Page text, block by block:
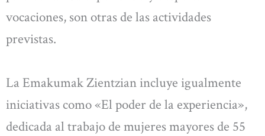
vocaciones, son otras de las actividades
previstas.
La Emakumak Zientzian incluye igualmente
iniciativas como «El poder de la experiencia»,
dedicada al trabajo de mujeres mayores de 55